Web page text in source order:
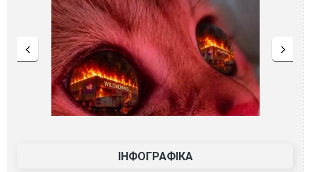
ІНФОГРАФІКА